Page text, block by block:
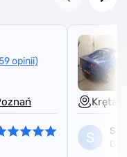
opinii)
Kręta
S